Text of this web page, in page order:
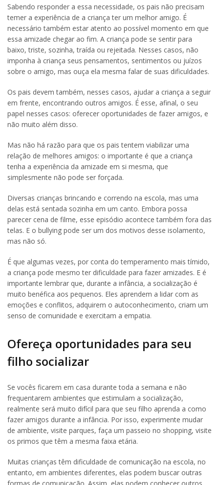
Sabendo responder a essa necessidade, os pais não precisam
temer a experiência de a criança ter um melhor amigo. É
necessário também estar atento ao possível momento em que
essa amizade chegar ao fim. A criança pode se sentir para
baixo, triste, sozinha, traída ou rejeitada. Nesses casos, não
imponha à criança seus pensamentos, sentimentos ou juízos
sobre o amigo, mas ouça ela mesma falar de suas dificuldades.
Os pais devem também, nesses casos, ajudar a criança a seguir
em frente, encontrando outros amigos. É esse, afinal, o seu
papel nesses casos: oferecer oportunidades de fazer amigos, e
não muito além disso.
Mas não há razão para que os pais tentem viabilizar uma
relação de melhores amigos: o importante é que a criança
tenha a experiência da amizade em si mesma, que
simplesmente não pode ser forçada.
Diversas crianças brincando e correndo na escola, mas uma
delas está sentada sozinha em um canto. Embora possa
parecer cena de filme, esse episódio acontece também fora das
telas. E o bullying pode ser um dos motivos desse isolamento,
mas não só.
É que algumas vezes, por conta do temperamento mais tímido,
a criança pode mesmo ter dificuldade para fazer amizades. E é
importante lembrar que, durante a infância, a socialização é
muito benéfica aos pequenos. Eles aprendem a lidar com as
emoções e conflitos, adquirem o autoconhecimento, criam um
senso de comunidade e exercitam a empatia.
Ofereça oportunidades para seu
filho socializar
Se vocês ficarem em casa durante toda a semana e não
frequentarem ambientes que estimulam a socialização,
realmente será muito difícil para que seu filho aprenda a como
fazer amigos durante a infância. Por isso, experimente mudar
de ambiente, visite parques, faça um passeio no shopping, visite
os primos que têm a mesma faixa etária.
Muitas crianças têm dificuldade de comunicação na escola, no
entanto, em ambientes diferentes, elas podem buscar outras